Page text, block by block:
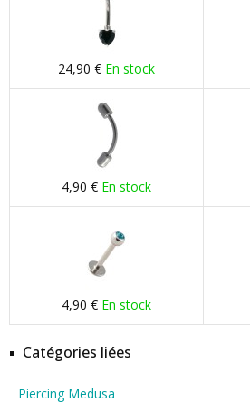
24,90 € En stock
4,90 € En stock
4,90 € En stock
Catégories liées
Piercing Medusa